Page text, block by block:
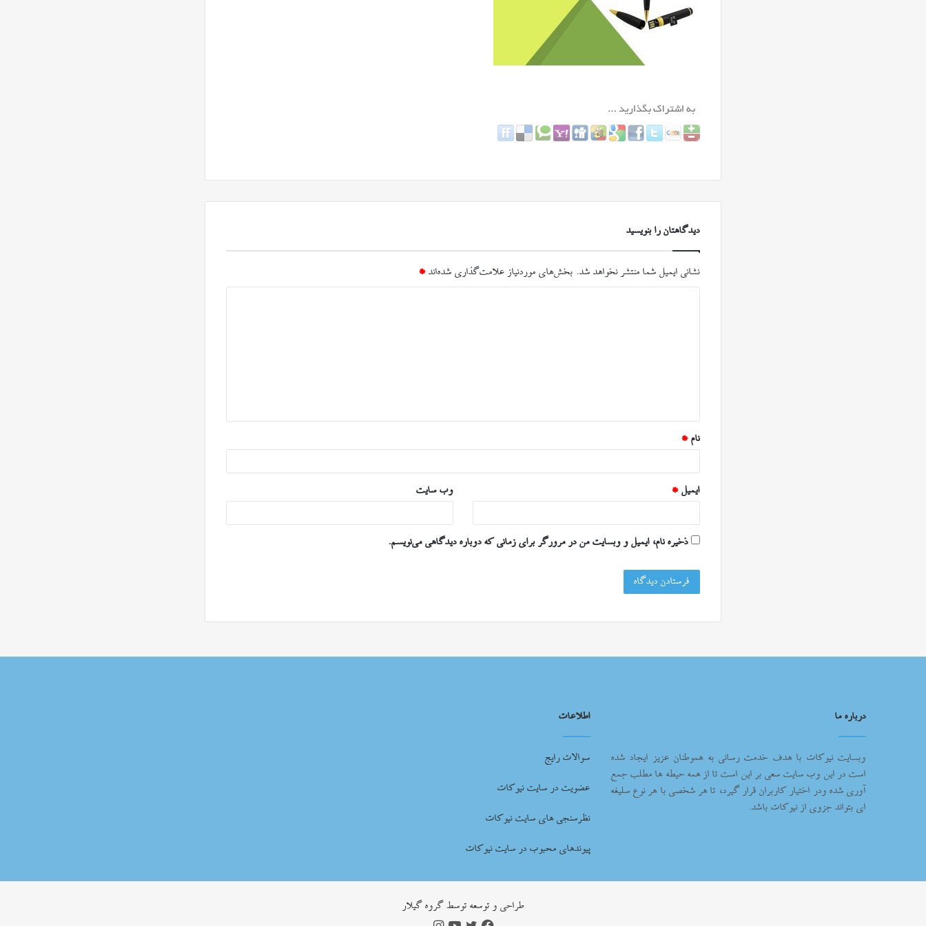
دیدگاهتان را بنویسید
نشانی ایمیل شما منتشر نخواهد شد. بخش‌های موردنیاز علامت‌گذاری شده‌اند *
*
نام *
ایمیل * وب‌ سایت
ذخیره نام، ایمیل و وبسایت من در مرورگر برای زمانی که دوباره دیدگاهی می‌نویسم.
درباره ما
وبسایت نیوکات با هدف خدمت رسانی به هموطنان عزیز ایجاد شده
است در این وب سایت سعی بر این است تا از همه حیطه ها مطلب جمع
آوری شده ودر اختیار کاربران قرار گیرد، تا هر شخصی با هر نوع سلیغه
ای بتواند جزوی از نیوکات باشد.
اطلاعات
سوالات رایج
عضویت در سایت نیوکات
نظرسنجی های سایت نیوکات
پیوندهای محبوب در سایت نیوکات
طراحي و توسعه توسط گروه گيلار